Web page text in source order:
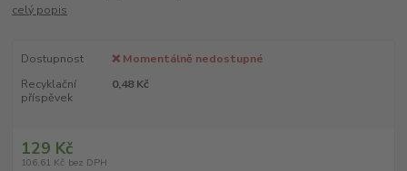
celý popis
Dostupnost
❌ Momentálně nedostupné
Recyklační
příspěvek
0,48 Kč
129 Kč
106,61 Kč bez DPH